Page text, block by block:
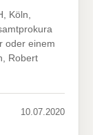
Köln,
oder einem
Robert
10.07.2020